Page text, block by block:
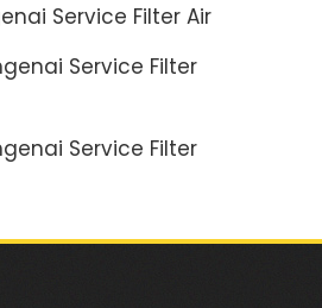
Service Filter Air
Service Filter
Service Filter